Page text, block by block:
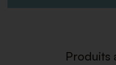
Produits